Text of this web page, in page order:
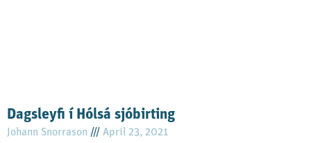
Dagsleyfi í Hólsá sjóbirting
Johann Snorrason April 23, 2021